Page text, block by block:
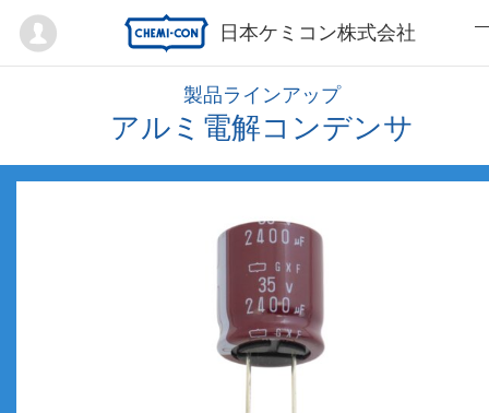
日本ケミコン株式会社
Mypage
製品ラインアップ
アルミ電解コンデンサ